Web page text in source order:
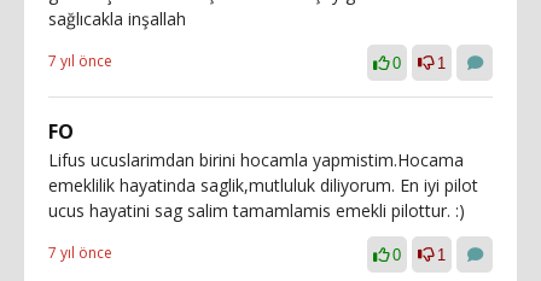
sağlıcakla inşallah
7 yıl önce 0 1
FO
Lifus ucuslarimdan birini hocamla yapmistim.Hocama
emeklilik hayatinda saglik,mutluluk diliyorum. En iyi pilot
ucus hayatini sag salim tamamlamis emekli pilottur. :)
7 yıl önce 0 1